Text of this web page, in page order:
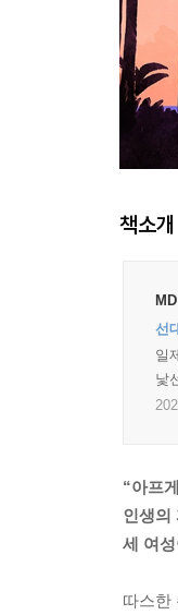
책소개
선
일
낯
“아프
인생의
세 여
따스한